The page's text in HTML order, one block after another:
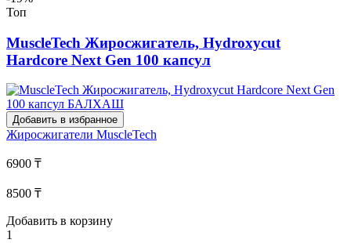
Топ
MuscleTech Жиросжигатель, Hydroxycut
Hardcore Next Gen 100 капсул
Добавить в избранное
Жиросжигатели MuscleTech
6900 ₸
8500 ₸
Добавить в корзину
1